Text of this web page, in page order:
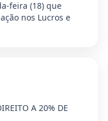
feira (18) que
nos Lucros e
A 20% DE